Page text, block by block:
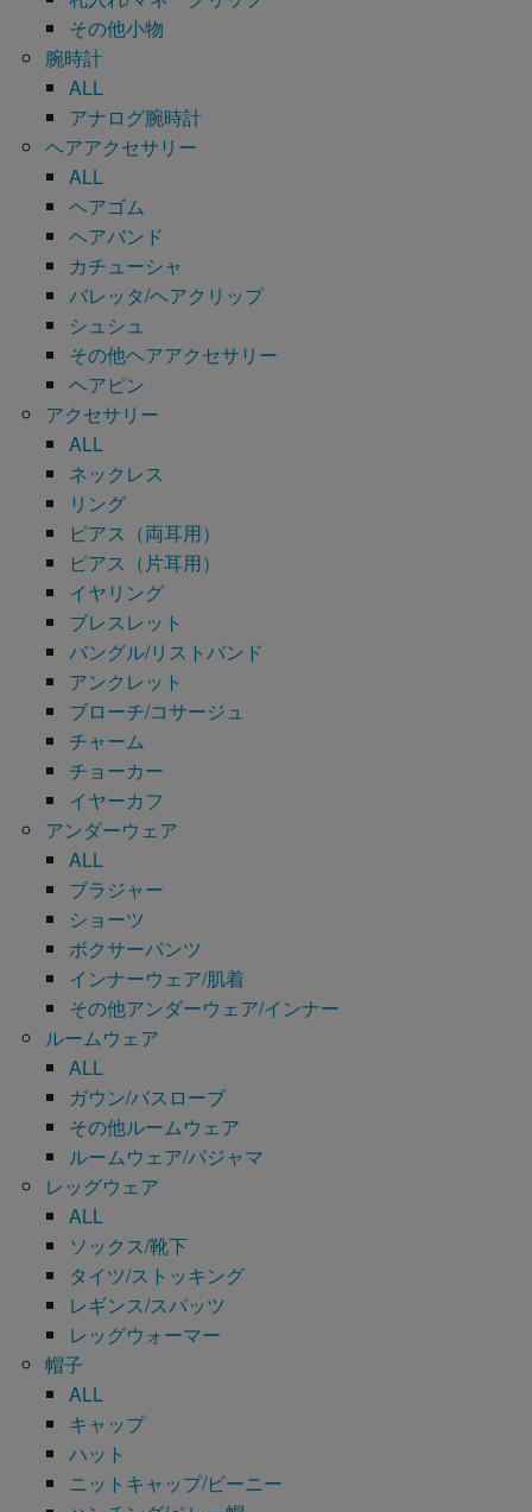
その他小物
腕時計
ALL
アナログ腕時計
ヘアアクセサリー
ALL
ヘアゴム
ヘアバンド
カチューシャ
バレッタ/ヘアクリップ
シュシュ
その他ヘアアクセサリー
ヘアピン
アクセサリー
ALL
ネックレス
リング
ピアス（両耳用）
ピアス（片耳用）
イヤリング
ブレスレット
バングル/リストバンド
アンクレット
ブローチ/コサージュ
チャーム
チョーカー
イヤーカフ
アンダーウェア
ALL
ブラジャー
ショーツ
ボクサーパンツ
インナーウェア/肌着
その他アンダーウェア/インナー
ルームウェア
ALL
ガウン/バスローブ
その他ルームウェア
ルームウェア/パジャマ
レッグウェア
ALL
ソックス/靴下
タイツ/ストッキング
レギンス/スパッツ
レッグウォーマー
帽子
ALL
キャップ
ハット
ニットキャップ/ビーニー